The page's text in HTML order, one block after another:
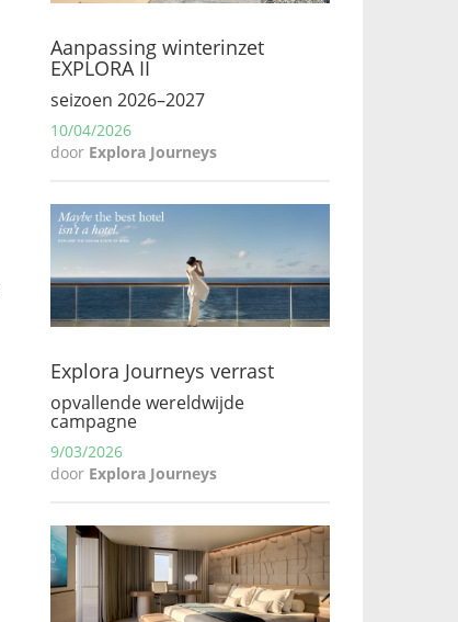
Aanpassing winterinzet
EXPLORA II
seizoen 2026–2027
10/04/2026
door Explora Journeys
Explora Journeys verrast
opvallende wereldwijde
campagne
9/03/2026
door Explora Journeys